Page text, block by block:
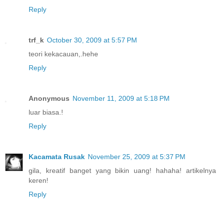
Reply
trf_k October 30, 2009 at 5:57 PM
teori kekacauan,.hehe
Reply
Anonymous November 11, 2009 at 5:18 PM
luar biasa.!
Reply
Kacamata Rusak November 25, 2009 at 5:37 PM
gila, kreatif banget yang bikin uang! hahaha! artikelnya
keren!
Reply